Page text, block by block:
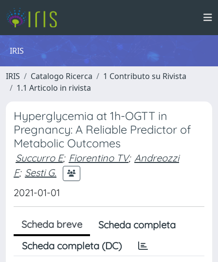
IRIS
IRIS Catalogo Ricerca
1 Contributo su Rivista
1.1 Articolo in rivista
Hyperglycemia at 1h-OGTT in
Pregnancy: A Reliable Predictor of
Metabolic Outcomes
Succurro E; Fiorentino TV; Andreozzi
F; Sesti G.
2021-01-01
Scheda breve
Scheda completa
Scheda completa (DC)